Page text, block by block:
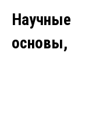
Научные
основы,